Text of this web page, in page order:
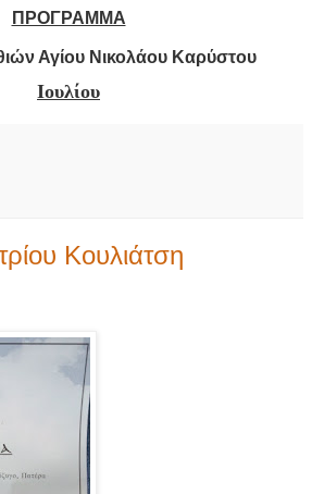
ΠΡΟΓΡΑΜΜΑ
Αγίου Νικολάου Καρύστου
Ιουλίου
Κουλιάτση